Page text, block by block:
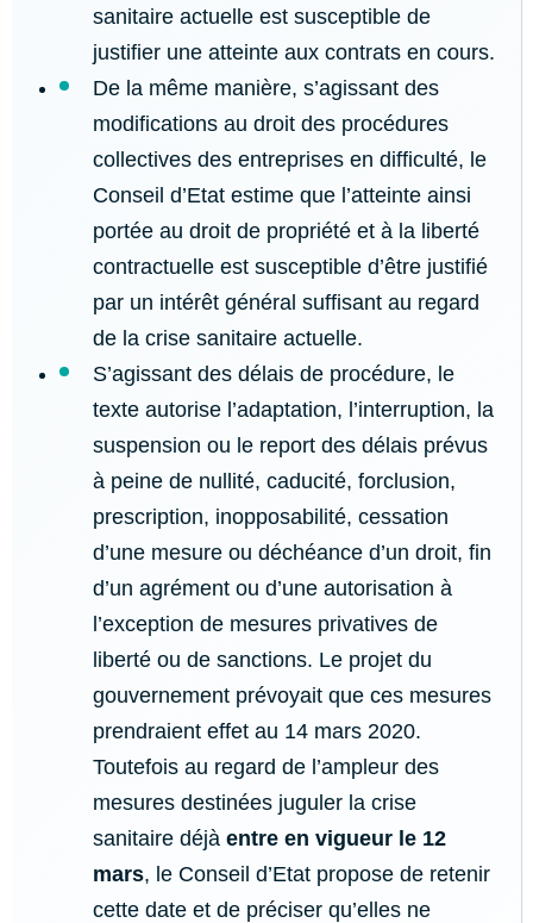
sanitaire actuelle est susceptible de
justifier une atteinte aux contrats en cours.
De la même manière, s’agissant des
modifications au droit des procédures
collectives des entreprises en difficulté, le
Conseil d’Etat estime que l’atteinte ainsi
portée au droit de propriété et à la liberté
contractuelle est susceptible d’être justifié
par un intérêt général suffisant au regard
de la crise sanitaire actuelle.
S’agissant des délais de procédure, le
texte autorise l’adaptation, l’interruption, la
suspension ou le report des délais prévus
à peine de nullité, caducité, forclusion,
prescription, inopposabilité, cessation
d’une mesure ou déchéance d’un droit, fin
d’un agrément ou d’une autorisation à
l’exception de mesures privatives de
liberté ou de sanctions. Le projet du
gouvernement prévoyait que ces mesures
prendraient effet au 14 mars 2020.
Toutefois au regard de l’ampleur des
mesures destinées juguler la crise
sanitaire déjà entre en vigueur le 12
mars, le Conseil d’Etat propose de retenir
cette date et de préciser qu’elles ne